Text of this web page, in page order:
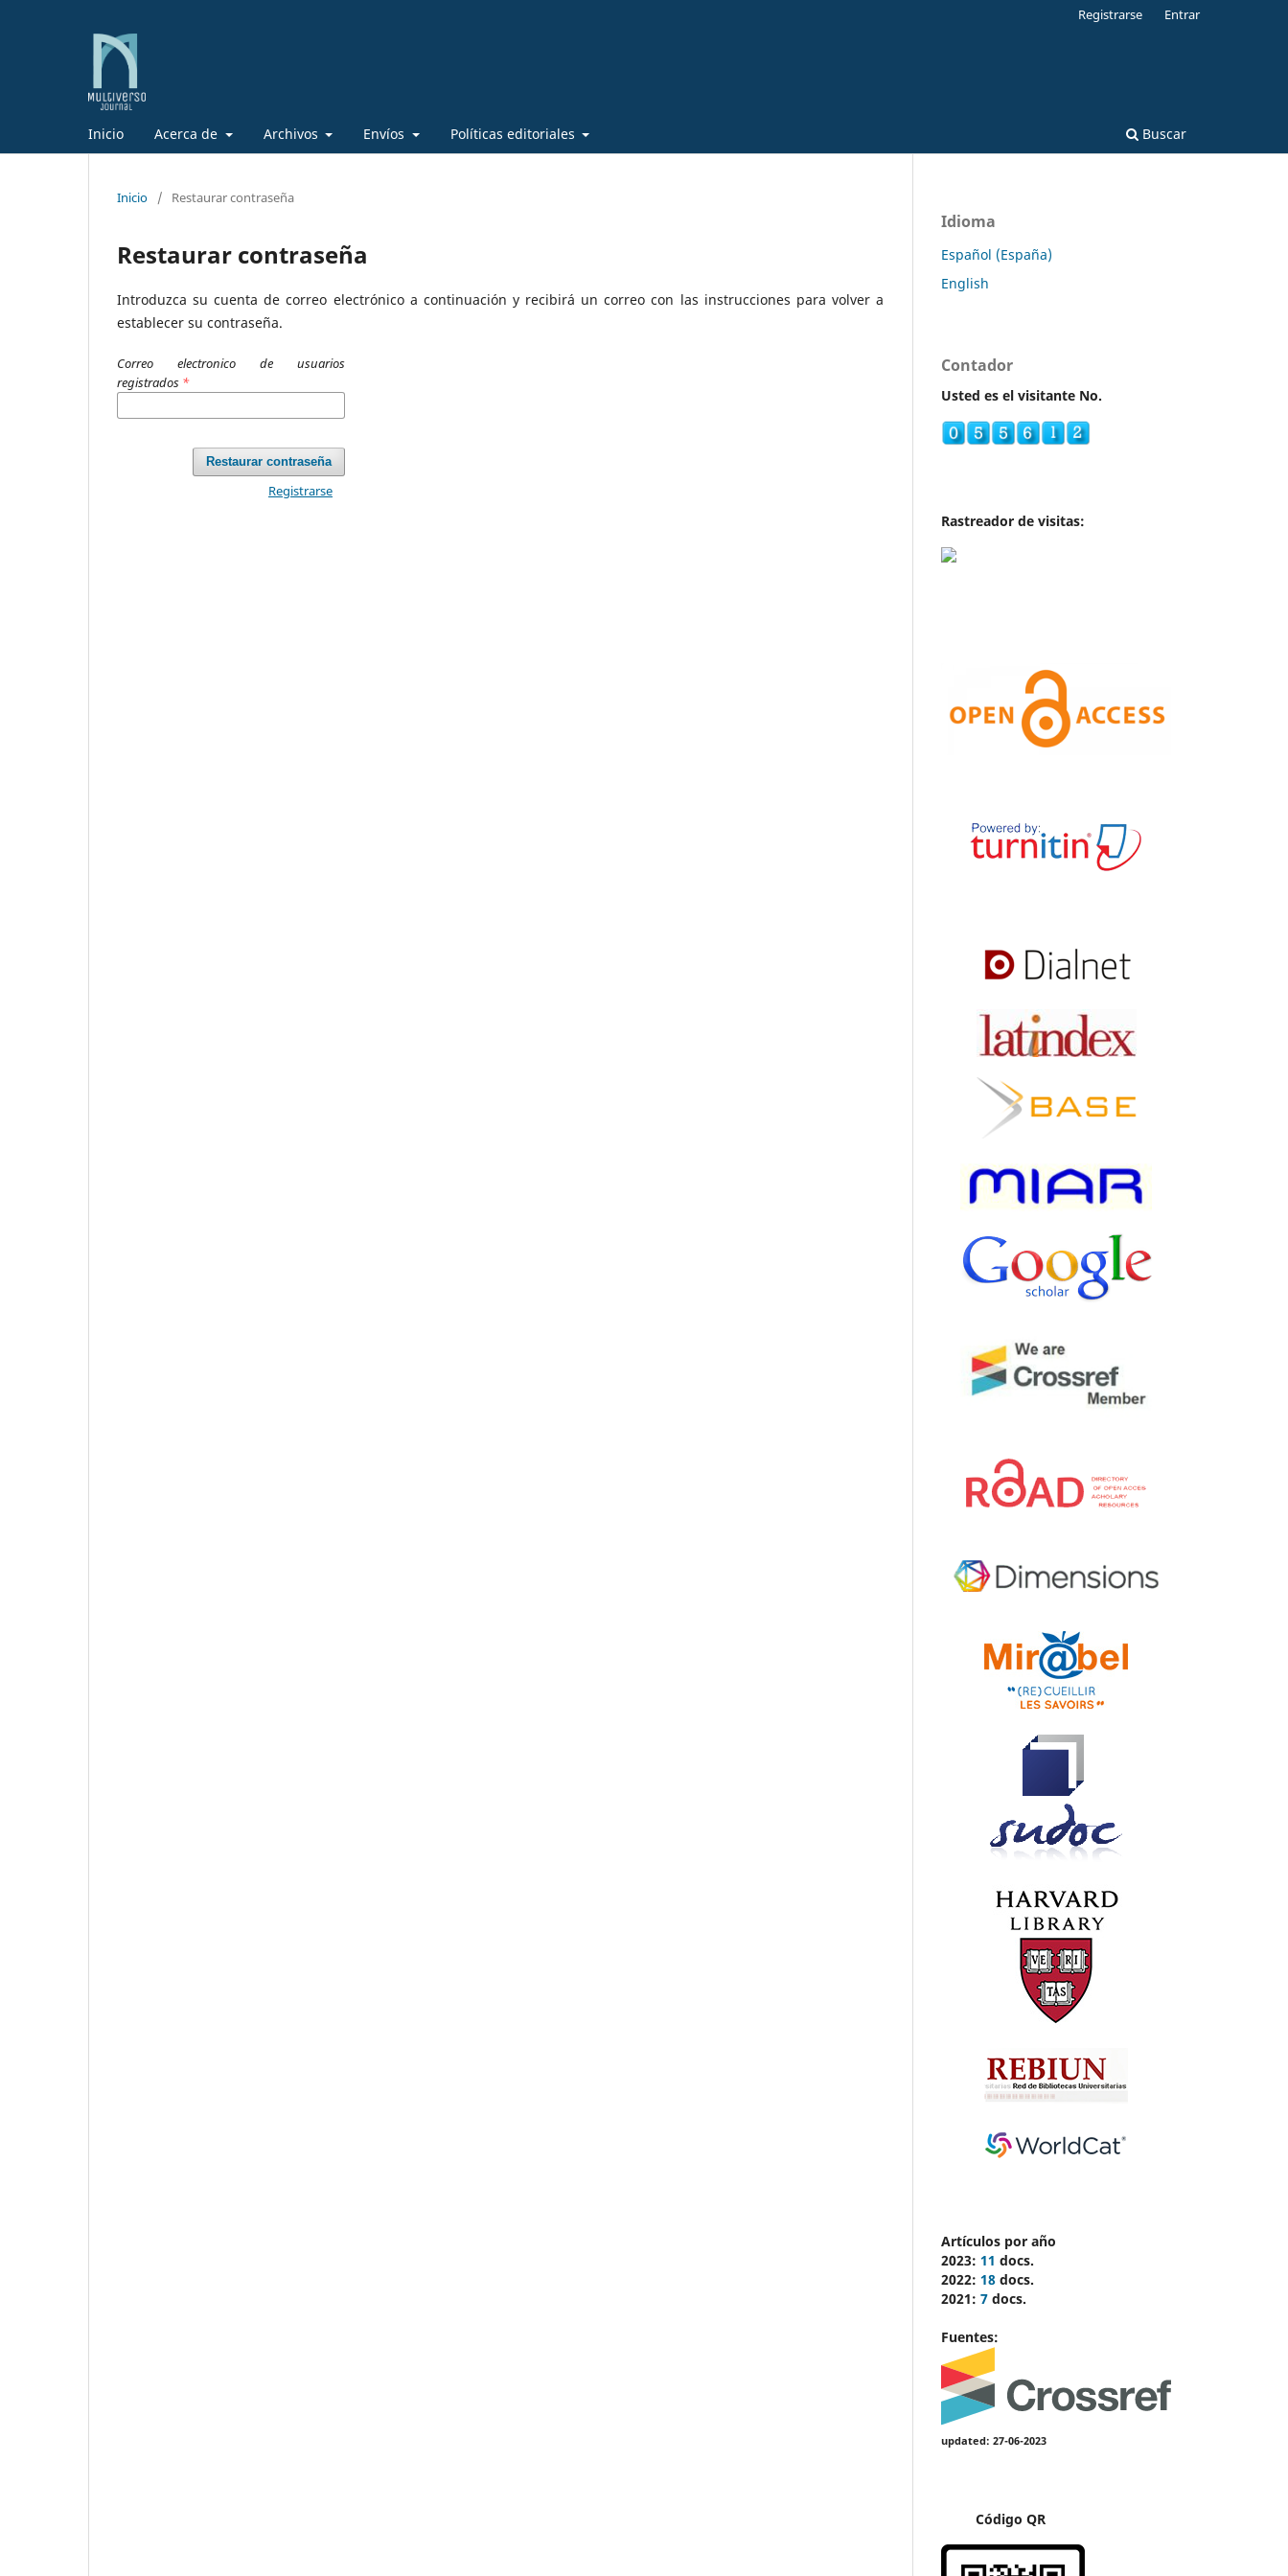
Inicio Acerca de Archivos Envíos Políticas editoriales Buscar
Registrarse Entrar
Inicio / Restaurar contraseña
Restaurar contraseña
Introduzca su cuenta de correo electrónico a continuación y recibirá un correo con las instrucciones para volver a
establecer su contraseña.
Correo electronico de usuarios
registrados *
Restaurar contraseña
Registrarse
Idioma
Español (España)
English
Contador
Usted es el visitante No.
Rastreador de visitas:
Artículos por año
2023: 11 docs.
2022: 18 docs.
2021: 7 docs.
Fuentes:
updated: 27-06-2023
Código QR